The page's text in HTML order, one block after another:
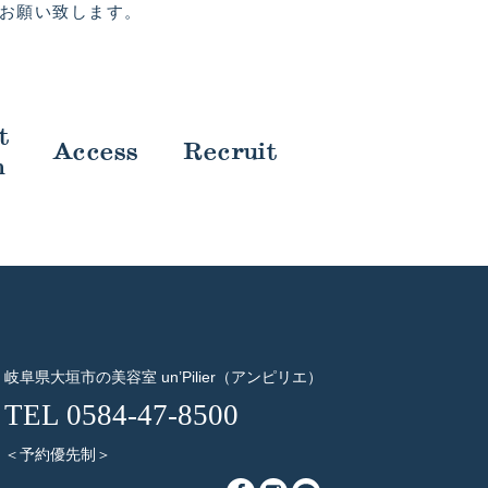
願い致します。
Access Recruit
岐阜県大垣市の美容室 un’Pilier（アンピリエ）
TEL 0584-47-8500
＜予約優先制＞